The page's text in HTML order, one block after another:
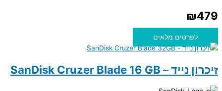
₪479
לפרטים מלאים
זיכרון נייד – SanDisk Cruzer Blade 16 GB